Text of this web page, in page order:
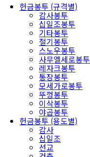
헌금봉투 (규격별)
감사봉투
십일조봉투
기타봉투
절기봉투
스노우봉투
사무엘세로봉투
레자크봉투
통장봉투
모세가로봉투
뚜껑봉투
이삭봉투
야곱봉투
헌금봉투 (용도별)
감사
십일조
선교